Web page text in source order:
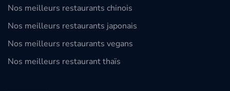
Nos meilleurs restaurants chinois
Nos meilleurs restaurants japonais
Nos meilleurs restaurants vegans
Nos meilleurs restaurant thaïs